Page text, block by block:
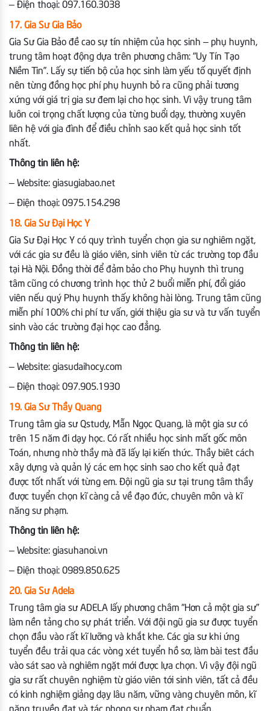
– Điện thoại: 097.160.3038
17. Gia Sư Gia Bảo
Gia Sư Gia Bảo đề cao sự tín nhiệm của học sinh – phụ huynh,
trung tâm hoạt động dựa trên phương châm: “Uy Tín Tạo
Niềm Tin”. Lấy sự tiến bộ của học sinh làm yếu tố quyết định
nên từng đồng học phí phụ huynh bỏ ra cũng phải tương
xứng với giá trị gia sư đem lại cho học sinh. Vì vậy trung tâm
luôn coi trọng chất lượng của từng buổi dạy, thường xuyên
liên hệ với gia đình để điều chỉnh sao kết quả học sinh tốt
nhất.
Thông tin liên hệ:
– Website: giasugiabao.net
– Điện thoại: 0975.154.298
18. Gia Sư Đại Học Y
Gia Sư Đại Học Y có quy trình tuyển chọn gia sư nghiêm ngặt,
với các gia sư đều là giáo viên, sinh viên từ các trường top đầu
tại Hà Nội. Đồng thời để đảm bảo cho Phụ huynh thì trung
tâm cũng có chương trình học thử 2 buổi miễn phí, đổi giáo
viên nếu quý Phụ huynh thấy không hài lòng. Trung tâm cũng
miễn phí 100% chi phí tư vấn, giới thiệu gia sư và tư vấn tuyển
sinh vào các trường đại học cao đẳng.
Thông tin liên hệ:
– Website: giasudaihocy.com
– Điện thoại: 097.905.1930
19. Gia Sư Thầy Quang
Trung tâm gia sư Qstudy, Mẫn Ngọc Quang, là một gia sư có
trên 15 năm đi dạy học. Có rất nhiều học sinh mất gốc môn
Toán, nhưng nhờ thầy mà đã lấy lại kiến thức. Thầy biêt cách
xây dựng và quản lý các em học sinh sao cho kết quả đạt
được tốt nhất với từng em. Đội ngũ gia sư tại trung tâm thầy
được tuyển chọn kĩ càng cả về đạo đức, chuyên môn và kĩ
năng sư phạm.
Thông tin liên hệ:
– Website: giasuhanoi.vn
– Điện thoại: 0989.850.625
20. Gia Sư Adela
Trung tâm gia sư ADELA lấy phương châm “Hơn cả một gia sư”
làm nền tảng cho sự phát triển. Với đội ngũ gia sư được tuyển
chọn đầu vào rất kĩ lưỡng và khắt khe. Các gia sư khi ứng
tuyển đều trải qua các vòng xét tuyển hồ sơ, làm bài test đầu
vào sát sao và nghiêm ngặt mới được lựa chọn. Vì vậy đội ngũ
gia sư rất chuyên nghiệm từ giáo viên tới sinh viên, tất cả đều
có kinh nghiệm giảng dạy lâu năm, vững vàng chuyên môn, kĩ